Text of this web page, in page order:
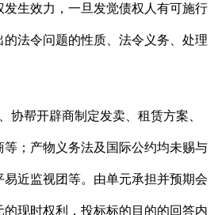
生效力，一旦发觉债权人有可施行
法令问题的性质、法令义务、处理
帮开辟商制定发卖、租赁方案、
；产物义务法及国际公约均未赐与
近监视团等。由单元承担并预期会
现时权利，投标标的目的的回答内